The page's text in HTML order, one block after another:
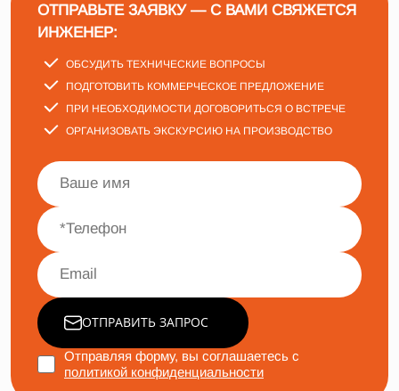
ОТПРАВЬТЕ ЗАЯВКУ — С ВАМИ СВЯЖЕТСЯ
ИНЖЕНЕР:
ОБСУДИТЬ ТЕХНИЧЕСКИЕ ВОПРОСЫ
ПОДГОТОВИТЬ КОММЕРЧЕСКОЕ ПРЕДЛОЖЕНИЕ
ПРИ НЕОБХОДИМОСТИ ДОГОВОРИТЬСЯ О ВСТРЕЧЕ
ОРГАНИЗОВАТЬ ЭКСКУРСИЮ НА ПРОИЗВОДСТВО
ОТПРАВИТЬ ЗАПРОС
Отправляя форму, вы соглашаетесь с
политикой конфиденциальности